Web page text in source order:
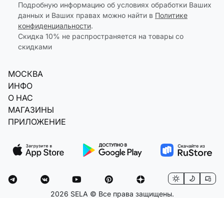
Подробную информацию об условиях обработки Ваших
данных и Ваших правах можно найти в Политике
конфиденциальности.
Скидка 10% не распространяется на товары со
скидками
МОСКВА
ИНФО
О НАС
МАГАЗИНЫ
ПРИЛОЖЕНИЕ
2026 SELA © Все права защищены.